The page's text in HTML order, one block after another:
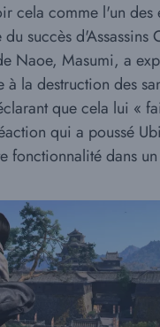
cela comme l'un des
succès d'Assassins
Naoe, Masumi, a
la destruction des
que cela lui «
qui a poussé
fonctionnalité dans